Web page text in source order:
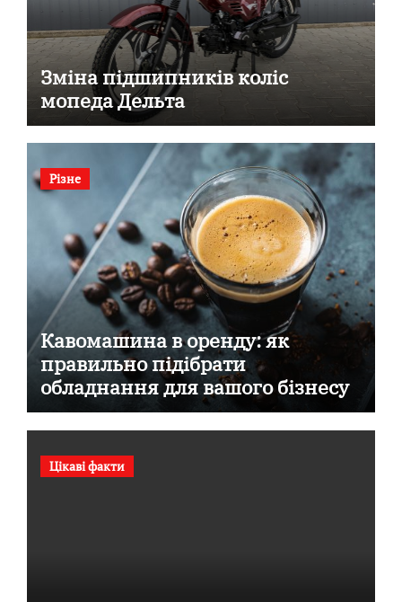
Зміна підшипників коліс
мопеда Дельта
Різне
Кавомашина в оренду: як
правильно підібрати
обладнання для вашого бізнесу
Цікаві факти